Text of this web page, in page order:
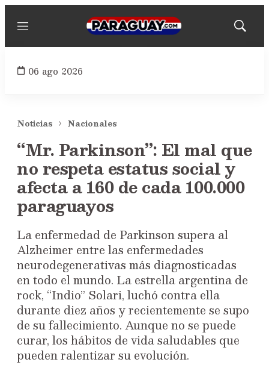
Menú
Mostrar
06 ago 2026
Noticias Nacionales
“Mr. Parkinson”: El mal que
no respeta estatus social y
afecta a 160 de cada 100.000
paraguayos
La enfermedad de Parkinson supera al
Alzheimer entre las enfermedades
neurodegenerativas más diagnosticadas
en todo el mundo. La estrella argentina de
rock, “Indio” Solari, luchó contra ella
durante diez años y recientemente se supo
de su fallecimiento. Aunque no se puede
curar, los hábitos de vida saludables que
pueden ralentizar su evolución.